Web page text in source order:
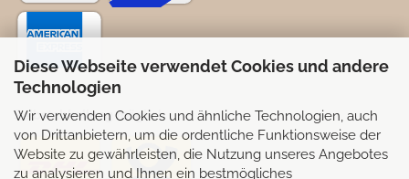
Diese Webseite verwendet Cookies und andere
Technologien
Wir verwenden Cookies und ähnliche Technologien, auch
von Drittanbietern, um die ordentliche Funktionsweise der
Website zu gewährleisten, die Nutzung unseres Angebotes
zu analysieren und Ihnen ein bestmögliches
Selbstabhollung möglich